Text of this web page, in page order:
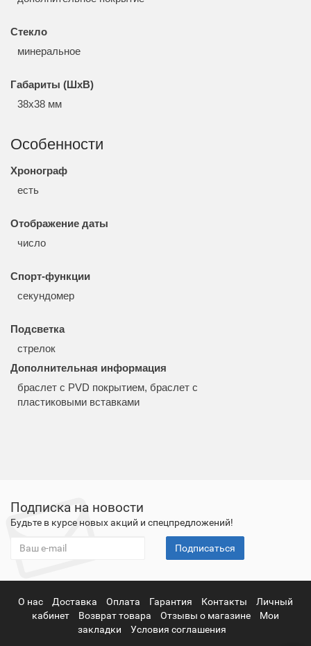
Стекло
минеральное
Габариты (ШхВ)
38x38 мм
Особенности
Хронограф
есть
Отображение даты
число
Спорт-функции
секундомер
Подсветка
стрелок
Дополнительная информация
браслет с PVD покрытием, браслет с
пластиковыми вставками
Подписка на новости
Будьте в курсе новых акций и спецпредложений!
Подписаться
О нас Доставка Оплата Гарантия Контакты
Личный
кабинет
Возврат товара Отзывы о магазине
Мои
закладки
Условия соглашения